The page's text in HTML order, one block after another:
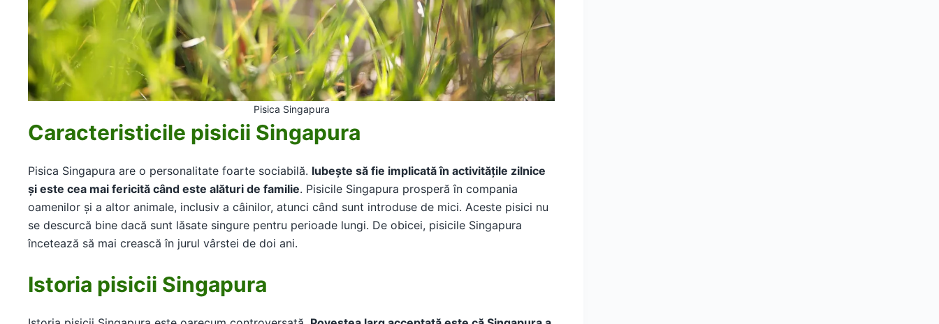
Pisica Singapura
Caracteristicile pisicii Singapura
Pisica Singapura are o personalitate foarte sociabilă. Iubește să fie implicată în activitățile zilnice
și este cea mai fericită când este alături de familie. Pisicile Singapura prosperă în compania
oamenilor și a altor animale, inclusiv a câinilor, atunci când sunt introduse de mici. Aceste pisici nu
se descurcă bine dacă sunt lăsate singure pentru perioade lungi. De obicei, pisicile Singapura
încetează să mai crească în jurul vârstei de doi ani.
Istoria pisicii Singapura